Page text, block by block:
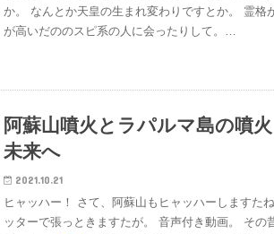
か。 なんとか天皇の生まれ変わりですとか。 霊格
が高いだののスピ系の人に会ったりして。…
阿蘇山噴火とラパルマ島の噴
未来へ
2021.10.21
ヒャッハー！ さて、阿蘇山もヒャッハーしますた
ッターで張っときますたが。 音声付き動画。 その